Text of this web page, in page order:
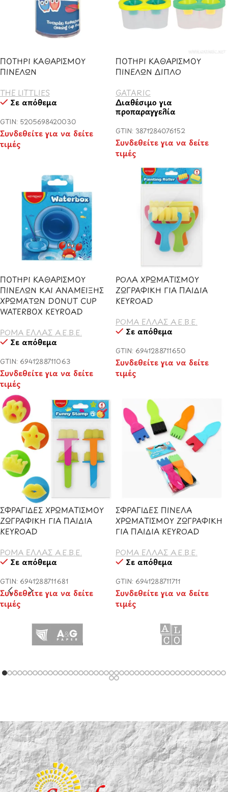
ΠΟΤΗΡΙ ΚΑΘΑΡΙΣΜΟΥ
ΠΙΝΕΛΩΝ
THE LITTLIES
Σε απόθεμα
GTIN: 5205698420030
Συνδεθείτε για να δείτε
τιμές
ΠΟΤΗΡΙ ΚΑΘΑΡΙΣΜΟΥ
ΠΙΝΕΛΩΝ ΔΙΠΛΟ
GATARIC
Διαθέσιμο για
προπαραγγελία
GTIN: 3871284076152
Συνδεθείτε για να δείτε
τιμές
ΠΟΤΗΡΙ ΚΑΘΑΡΙΣΜΟΥ
ΠΙΝΕΛΩΝ ΚΑΙ ΑΝΑΜΕΙΞΗΣ
ΧΡΩΜΑΤΩΝ DONUT CUP
WATERBOX KEYROAD
ΡΟΜΑ ΕΛΛΑΣ Α.Ε.Β.Ε.
Σε απόθεμα
GTIN: 6941288711063
Συνδεθείτε για να δείτε
τιμές
ΡΟΛΑ ΧΡΩΜΑΤΙΣΜΟΥ
ΖΩΓΡΑΦΙΚΗ ΓΙΑ ΠΑΙΔΙΑ
KEYROAD
ΡΟΜΑ ΕΛΛΑΣ Α.Ε.Β.Ε.
Σε απόθεμα
GTIN: 6941288711650
Συνδεθείτε για να δείτε
τιμές
ΣΦΡΑΓΙΔΕΣ ΧΡΩΜΑΤΙΣΜΟΥ
ΖΩΓΡΑΦΙΚΗ ΓΙΑ ΠΑΙΔΙΑ
KEYROAD
ΡΟΜΑ ΕΛΛΑΣ Α.Ε.Β.Ε.
Σε απόθεμα
GTIN: 6941288711681
Συνδεθείτε για να δείτε
τιμές
ΣΦΡΑΓΙΔΕΣ ΠΙΝΕΛΑ
ΧΡΩΜΑΤΙΣΜΟΥ ΖΩΓΡΑΦΙΚΗ
ΓΙΑ ΠΑΙΔΙΑ KEYROAD
ΡΟΜΑ ΕΛΛΑΣ Α.Ε.Β.Ε.
Σε απόθεμα
GTIN: 6941288711711
Συνδεθείτε για να δείτε
τιμές